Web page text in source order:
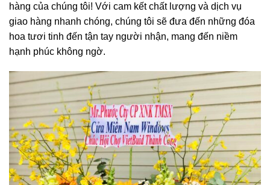
hàng của chúng tôi! Với cam kết chất lượng và dịch vụ
giao hàng nhanh chóng, chúng tôi sẽ đưa đến những đóa
hoa tươi tinh đến tận tay người nhận, mang đến niềm
hạnh phúc không ngờ.